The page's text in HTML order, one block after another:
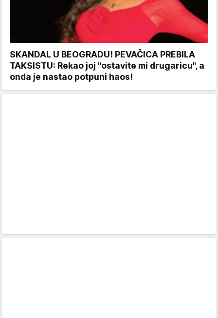
SKANDAL U BEOGRADU! PEVAČICA PREBILA
TAKSISTU: Rekao joj "ostavite mi drugaricu", a
onda je nastao potpuni haos!